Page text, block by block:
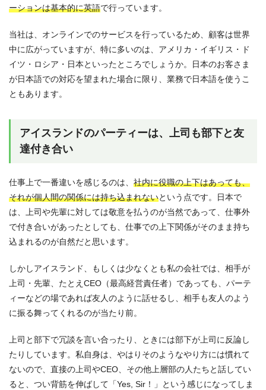
ーションは基本的に英語で行っています。
当社は、オンラインでのサービスを行っているため、顧客は世界
中に広がっていますが、特に多いのは、アメリカ・イギリス・ド
イツ・ロシア・日本といったところでしょうか。日本のお客さま
が日本語での対応を望まれた場合に限り、業務で日本語を使うこ
ともあります。
アイスランドのパーティーは、上司も部下と友
達付き合い
仕事上で一番違いを感じるのは、 社内に役職の上下はあっても、
それが個人間の関係には持ち込まれないという点です。日本で
は、上司や先輩に対しては敬意を払うのが当然であって、仕事外
で付き合いがあったとしても、仕事での上下関係がそのまま持ち
込まれるのが自然だと思います。
しかしアイスランド、もしくは少なくとも私の会社では、相手が
上司・先輩、たとえCEO（最高経営責任者）であっても、パーテ
ィーなどの場であれば友人のように話せるし、相手も友人のよう
に振る舞ってくれるのが当たり前。
上司と部下で冗談を言い合ったり、ときには部下が上司に反論し
たりしています。私自身は、やはりそのようなやり方には慣れて
ないので、直接の上司やCEO、その他上層部の人たちと話してい
ると、つい背筋を伸ばして「Yes, Sir！」という感じになってしま